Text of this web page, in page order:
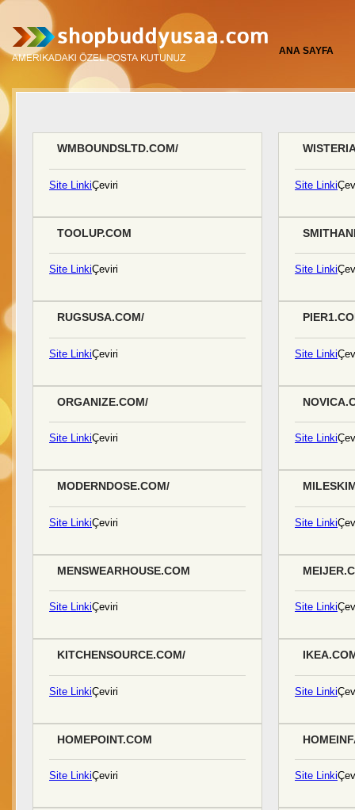
ANA SAYFA
WMBOUNDSLTD.COM/
Site LinkiÇeviri Site Linki
TOOLUP.COM
Site LinkiÇeviri Site Linki
RUGSUSA.COM/
Site LinkiÇeviri Site Linki
ORGANIZE.COM/
Site LinkiÇeviri Site Linki
MODERNDOSE.COM/
Site LinkiÇeviri Site Linki
MENSWEARHOUSE.COM
Site LinkiÇeviri Site Linki
KITCHENSOURCE.COM/
Site LinkiÇeviri Site Linki
HOMEPOINT.COM
Site LinkiÇeviri Site Linki